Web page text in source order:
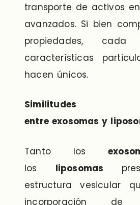
transporte de activos
avanzados. Si bien
propiedades,
características
hacen únicos.
Similitudes
entre exosomas y
Tanto los
los liposomas
estructura vesicular
incorporación de